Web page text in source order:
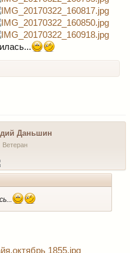
Даньшин
Ветеран